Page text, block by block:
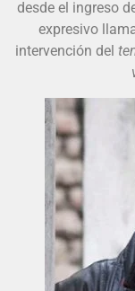
desde el ingreso
expresivo
intervención del